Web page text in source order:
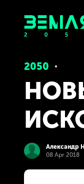
2050
Александр
08 Apr 2018